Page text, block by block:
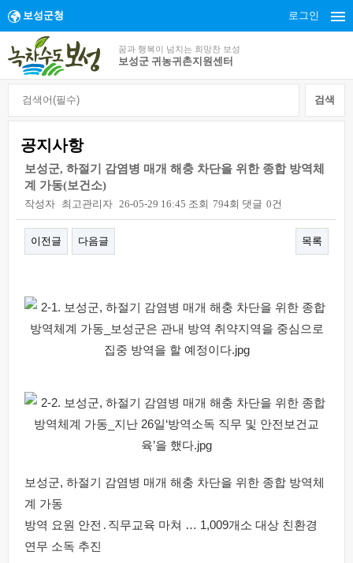
보성군청 로그인
꿈과 행복이 넘치는 희망찬 보성
보성군 귀농귀촌지원센터
공지사항
보성군, 하절기 감염병 매개 해충 차단을 위한 종합 방역체
계 가동(보건소)
작성자 최고관리자 26-05-29 16:45 조회 794회 댓글 0건
이전글 다음글 목록
보성군, 하절기 감염병 매개 해충 차단을 위한 종합 방역체
계 가동
방역 요원 안전․직무교육 마쳐 … 1,009개소 대상 친환경
연무 소독 추진